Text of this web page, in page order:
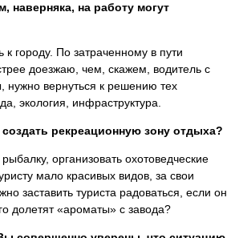
наверняка, на работу могут
городу. По затраченному в пути
доезжаю, чем, скажем, водитель с
нужно вернуться к решению тех
экология, инфраструктура.
рекреационную зону отдыха?
организовать охотоведческие
мало красивых видов, за свои
заставить туриста радоваться, если он
долетят «ароматы» с завода?